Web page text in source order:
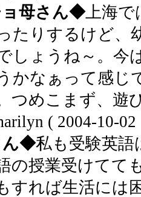
母さん◆上海で
たりするけど、
しょうね～。今
かなぁって感じ
つめこまず、遊
( 2004-10-02
ん◆私も受験英語
の授業受けてて
すれば生活には